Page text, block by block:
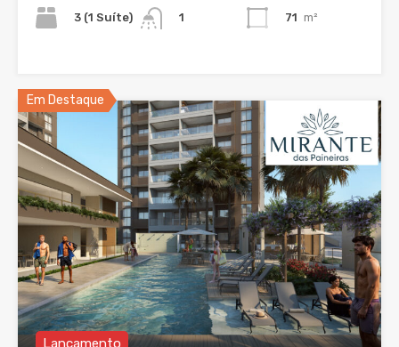
3 (1 Suíte)
1
71 m²
Em Destaque
Lançamento